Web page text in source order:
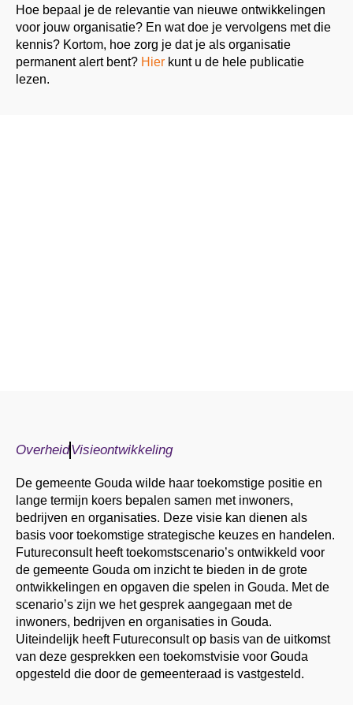
Hoe bepaal je de relevantie van nieuwe ontwikkelingen
voor jouw organisatie? En wat doe je vervolgens met die
kennis? Kortom, hoe zorg je dat je als organisatie
permanent alert bent? Hier kunt u de hele publicatie
lezen.
OverheidVisieontwikkeling
De gemeente Gouda wilde haar toekomstige positie en
lange termijn koers bepalen samen met inwoners,
bedrijven en organisaties. Deze visie kan dienen als
basis voor toekomstige strategische keuzes en handelen.
Futureconsult heeft toekomstscenario’s ontwikkeld voor
de gemeente Gouda om inzicht te bieden in de grote
ontwikkelingen en opgaven die spelen in Gouda. Met de
scenario’s zijn we het gesprek aangegaan met de
inwoners, bedrijven en organisaties in Gouda.
Uiteindelijk heeft Futureconsult op basis van de uitkomst
van deze gesprekken een toekomstvisie voor Gouda
opgesteld die door de gemeenteraad is vastgesteld.